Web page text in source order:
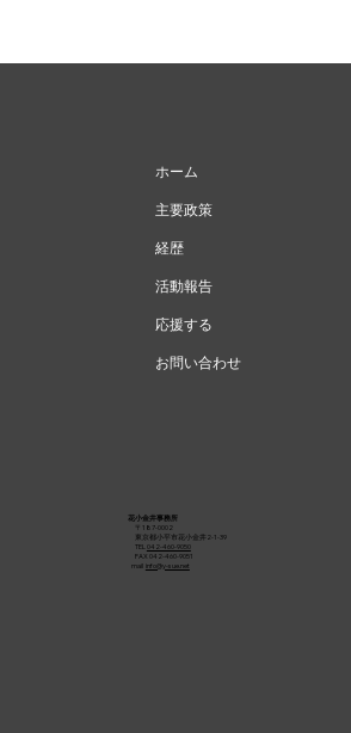
ホーム
主要政策
経歴
活動報告
応援する
お問い合わせ
花小金井事務所
〒187-0002
東京都小平市花小金井2-1-39
TEL 042-460-9050
FAX 042-460-9051
mail info@y-sue.net